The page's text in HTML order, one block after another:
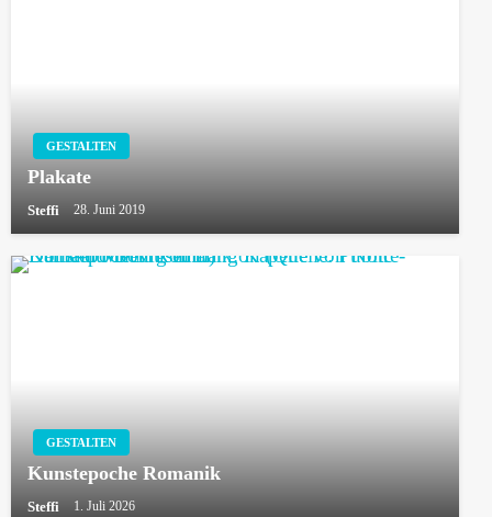
GESTALTEN
Plakate
Steffi 28. Juni 2019
GESTALTEN
Kunstepoche Romanik
Steffi 1. Juli 2026